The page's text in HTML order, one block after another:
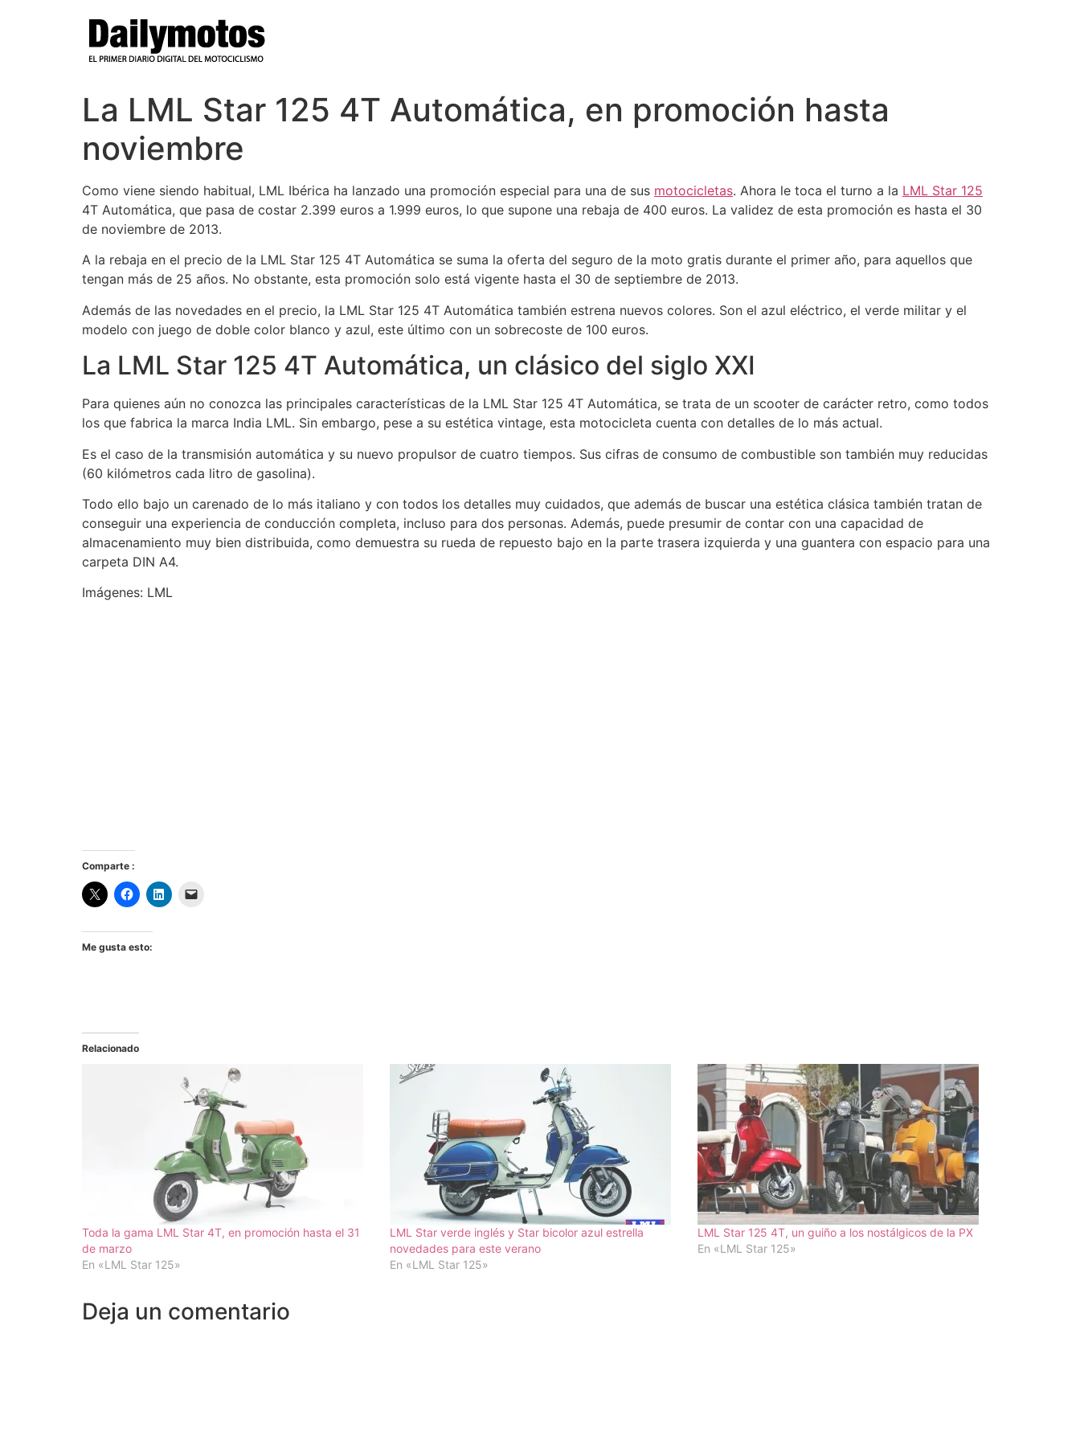
La LML Star 125 4T Automática, en promoción hasta
noviembre
Como viene siendo habitual, LML Ibérica ha lanzado una promoción especial para una de sus motocicletas. Ahora le toca el turno a la LML Star 125
4T Automática, que pasa de costar 2.399 euros a 1.999 euros, lo que supone una rebaja de 400 euros. La validez de esta promoción es hasta el 30
de noviembre de 2013.
A la rebaja en el precio de la LML Star 125 4T Automática se suma la oferta del seguro de la moto gratis durante el primer año, para aquellos que
tengan más de 25 años. No obstante, esta promoción solo está vigente hasta el 30 de septiembre de 2013.
Además de las novedades en el precio, la LML Star 125 4T Automática también estrena nuevos colores. Son el azul eléctrico, el verde militar y el
modelo con juego de doble color blanco y azul, este último con un sobrecoste de 100 euros.
La LML Star 125 4T Automática, un clásico del siglo XXI
Para quienes aún no conozca las principales características de la LML Star 125 4T Automática, se trata de un scooter de carácter retro, como todos
los que fabrica la marca India LML. Sin embargo, pese a su estética vintage, esta motocicleta cuenta con detalles de lo más actual.
Es el caso de la transmisión automática y su nuevo propulsor de cuatro tiempos. Sus cifras de consumo de combustible son también muy reducidas
(60 kilómetros cada litro de gasolina).
Todo ello bajo un carenado de lo más italiano y con todos los detalles muy cuidados, que además de buscar una estética clásica también tratan de
conseguir una experiencia de conducción completa, incluso para dos personas. Además, puede presumir de contar con una capacidad de
almacenamiento muy bien distribuida, como demuestra su rueda de repuesto bajo en la parte trasera izquierda y una guantera con espacio para una
carpeta DIN A4.
Imágenes: LML
Comparte :
Me gusta esto:
Relacionado
Toda la gama LML Star 4T, en promoción hasta el 31
de marzo
En «LML Star 125»
LML Star verde inglés y Star bicolor azul estrella
novedades para este verano
En «LML Star 125»
LML Star 125 4T, un guiño a los nostálgicos de la PX
En «LML Star 125»
Deja un comentario